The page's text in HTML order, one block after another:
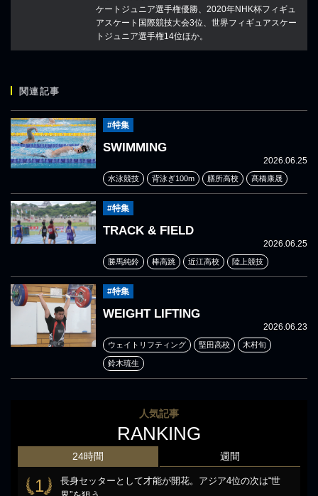
ケートジュニア選手権優勝、2020年NHK杯フィギュ
アスケート国際競技大会3位、世界フィギュアスケー
トジュニア選手権14位ほか。
関連記事
#特集
SWIMMING
2026.06.25
水泳競技 背泳ぎ100m 膳所高校 髙橋康晟
#特集
TRACK & FIELD
2026.06.25
勝馬純鈴 棒高跳 近江高校 陸上競技
#特集
WEIGHT LIFTING
2026.06.23
ウェイトリフティング 堅田高校 木村旬
鈴木琉生
人気記事
RANKING
24時間
1
長身セッターとして才能が開花。アジア4位の次は“世
週間